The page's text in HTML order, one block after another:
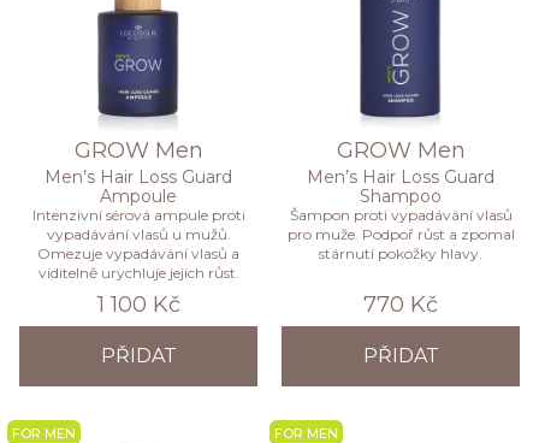
GROW Men
Men’s Hair Loss Guard
Ampoule
Intenzivní sérová ampule proti
vypadávání vlasů u mužů.
Omezuje vypadávání vlasů a
viditelně urychluje jejich růst.
1 100 Kč
PŘIDAT
GROW Men
Men’s Hair Loss Guard
Shampoo
Šampon proti vypadávání vlasů
pro muže. Podpoř růst a zpomal
stárnutí pokožky hlavy.
770 Kč
PŘIDAT
NEW NEW